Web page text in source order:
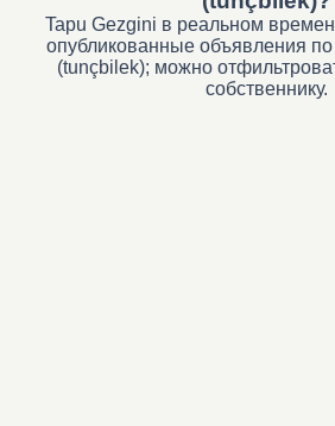
Tapu Gezgini в реальном
опубликованные объявления по
(tunçbilek); можно
собственнику.